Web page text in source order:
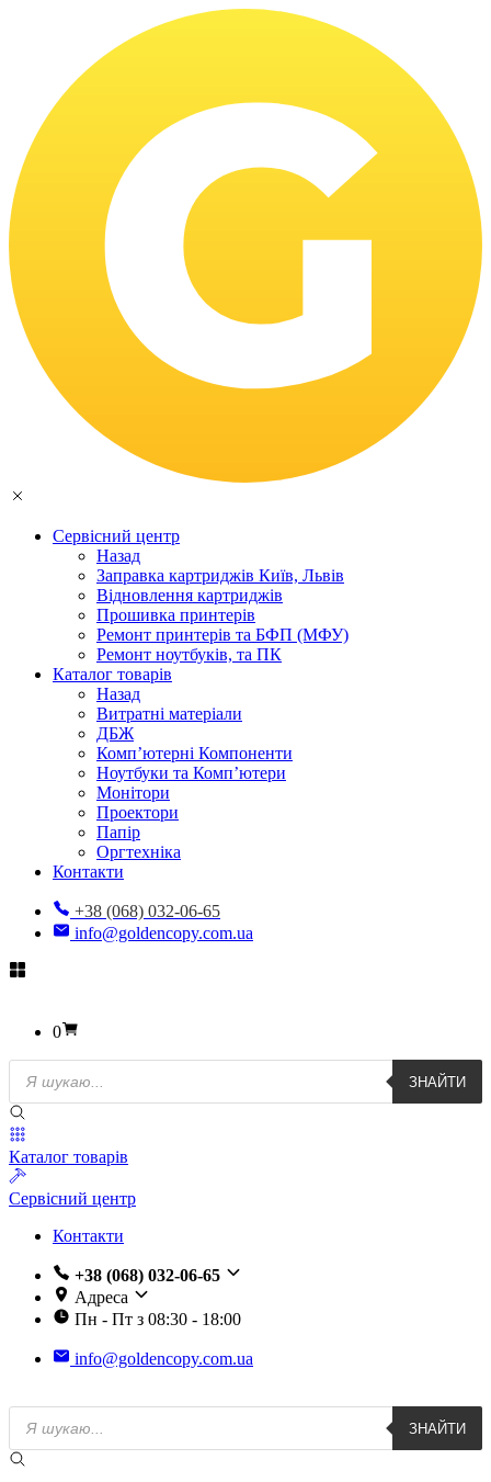
Сервісний центр
Назад
Заправка картриджів Київ, Львів
Відновлення картриджів
Прошивка принтерів
Ремонт принтерів та БФП (МФУ)
Ремонт ноутбуків, та ПК
Каталог товарів
Назад
Витратні матеріали
ДБЖ
Комп’ютерні Компоненти
Ноутбуки та Комп’ютери
Монітори
Проектори
Папір
Оргтехніка
Контакти
+38 (068) 032-06-65
info@goldencopy.com.ua
0
Пошук
товарів
ЗНАЙТИ
Каталог товарів
Сервісний центр
Контакти
+38 (068) 032-06-65
Адреса
Пн - Пт з 08:30 - 18:00
info@goldencopy.com.ua
Пошук
товарів
ЗНАЙТИ